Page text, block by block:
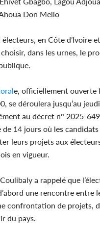
Don Mello
en Côte d’Ivoire et
dans les urnes, le
e, officiellement ouverte
se déroulera jusqu’au
au décret n° 2025-
de 14 jours où les
leurs projets aux
en vigueur.
a rappelé que
une rencontre entre
confrontation de projets,
du pays.